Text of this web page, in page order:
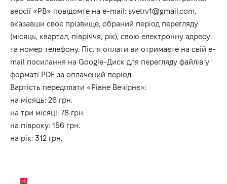
версії «РВ» повідомте на e-mail: svetrv1@gmail.com,
вказавши своє прізвище, обраний період перегляду
(місяць, квартал, півріччя, рік), свою електронну адресу
та номер телефону. Після оплати ви отримаєте на свій e-
mail посилання на Google-Диск для перегляду файлів у
форматі PDF за оплачений період.
Вартість передплати «Рівне Вечірнє»:
на місяць: 26 грн.
на три місяці: 78 грн.
на півроку: 156 грн.
на рік: 312 грн.